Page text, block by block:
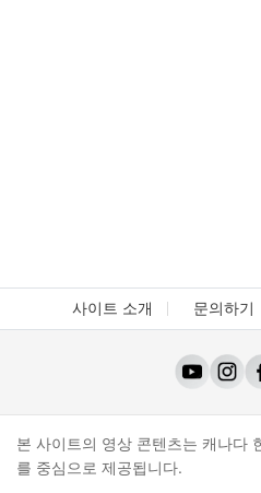
사이트 소개 문의하기
본 사이트의 영상 콘텐츠는 캐나다
를 중심으로 제공됩니다.